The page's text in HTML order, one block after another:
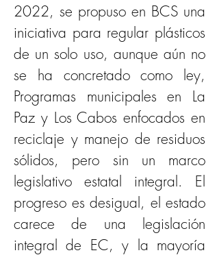
2022, se propuso en BCS una
iniciativa para regular plásticos
de un solo uso, aunque aún no
se ha concretado como ley,
Programas municipales en La
Paz y Los Cabos enfocados en
reciclaje y manejo de residuos
sólidos, pero sin un marco
legislativo estatal integral. El
progreso es desigual, el estado
carece de una legislación
integral de EC, y la mayoría